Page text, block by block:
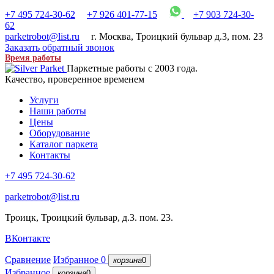
+7 495 724-30-62 +7 926 401-77-15
+7 903 724-30-
62
parketrobot@list.ru
г. Москва, Троицкий бульвар д.3, пом. 23
Заказать обратный звонок
Время работы
Паркетные работы с 2003 года.
Качество, проверенное временем
Услуги
Наши работы
Цены
Оборудование
Каталог паркета
Контакты
+7 495 724-30-62
parketrobot@list.ru
Троицк, Троицкий бульвар, д.3. пом. 23.
ВКонтакте
Сравнение Избранное 0 корзина0